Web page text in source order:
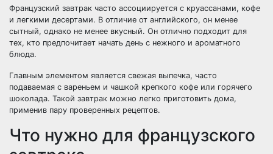
Французский завтрак часто ассоциируется с круассанами, кофе
и легкими десертами. В отличие от английского, он менее
сытный, однако не менее вкусный. Он отлично подходит для
тех, кто предпочитает начать день с нежного и ароматного
блюда.
Главным элементом является свежая выпечка, часто
подаваемая с вареньем и чашкой крепкого кофе или горячего
шоколада. Такой завтрак можно легко приготовить дома,
применив пару проверенных рецептов.
Что нужно для французского